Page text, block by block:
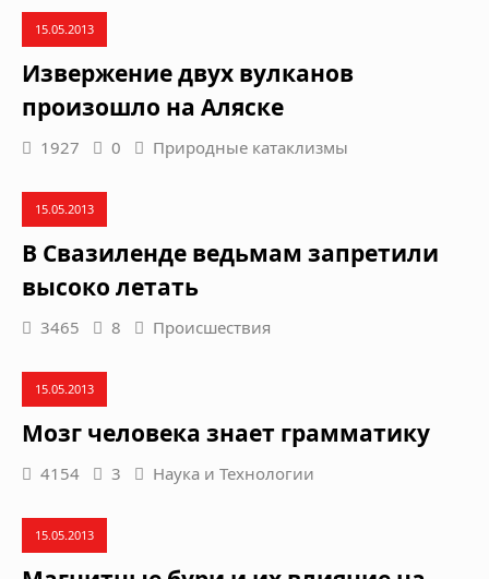
15.05.2013
Извержение двух вулканов
произошло на Аляске
1927 0 Природные катаклизмы
15.05.2013
В Свазиленде ведьмам запретили
высоко летать
3465 8 Происшествия
15.05.2013
Мозг человека знает грамматику
4154 3 Наука и Технологии
15.05.2013